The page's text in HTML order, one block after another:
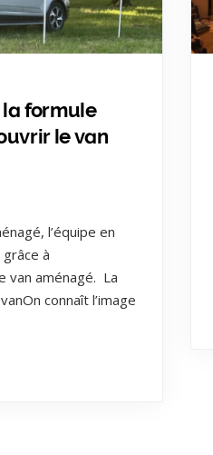
formule
le van
l’équipe en
à
van aménagé. La
connaît l’image